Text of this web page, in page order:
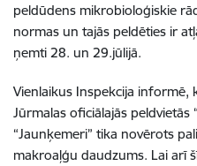
peldūdens mikrobioloģiskie
normas un tajās peldēties ir
ņemti 28. un 29.jūlijā.
Vienlaikus Inspekcija informē,
Jūrmalas oficiālajās peldvietās
“Jaunķemeri” tika novērots
makroaļģu daudzums. Lai arī